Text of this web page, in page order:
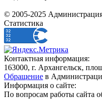
© 2005-2025
Статистика
Контактная информация:
163000, г. Архангельск,
Обращение в
Информация о сайте:
По вопросам работы сайта